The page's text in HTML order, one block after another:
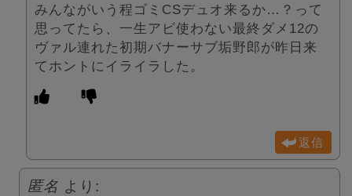
みんながいう程ゴミCSデュオ来るか…？って
思ってたら、一生アビ使わない最終ダメ12の
ヴァル連れた初期バナーサブ垢野郎が昨日来
てホントにイライラした。
返信
匿名 より: